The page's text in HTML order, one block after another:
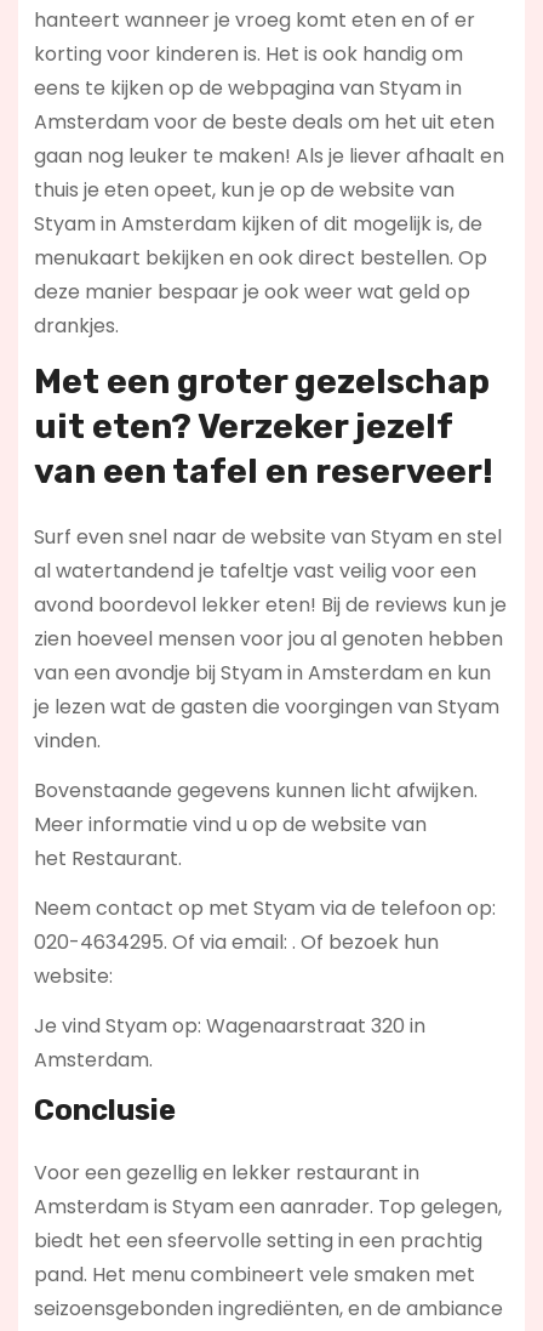
hanteert wanneer je vroeg komt eten en of er
korting voor kinderen is. Het is ook handig om
eens te kijken op de webpagina van Styam in
Amsterdam voor de beste deals om het uit eten
gaan nog leuker te maken! Als je liever afhaalt en
thuis je eten opeet, kun je op de website van
Styam in Amsterdam kijken of dit mogelijk is, de
menukaart bekijken en ook direct bestellen. Op
deze manier bespaar je ook weer wat geld op
drankjes.
Met een groter gezelschap
uit eten? Verzeker jezelf
van een tafel en reserveer!
Surf even snel naar de website van Styam en stel
al watertandend je tafeltje vast veilig voor een
avond boordevol lekker eten! Bij de reviews kun je
zien hoeveel mensen voor jou al genoten hebben
van een avondje bij Styam in Amsterdam en kun
je lezen wat de gasten die voorgingen van Styam
vinden.
Bovenstaande gegevens kunnen licht afwijken.
Meer informatie vind u op de website van
het Restaurant.
Neem contact op met Styam via de telefoon op:
020-4634295. Of via email: . Of bezoek hun
website:
Je vind Styam op: Wagenaarstraat 320 in
Amsterdam.
Conclusie
Voor een gezellig en lekker restaurant in
Amsterdam is Styam een aanrader. Top gelegen,
biedt het een sfeervolle setting in een prachtig
pand. Het menu combineert vele smaken met
seizoensgebonden ingrediënten, en de ambiance